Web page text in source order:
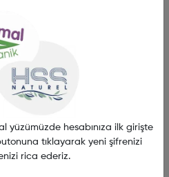
yüzümüzde hesabınıza ilk girişte
tıklayarak yeni şifrenizi
rica ederiz.